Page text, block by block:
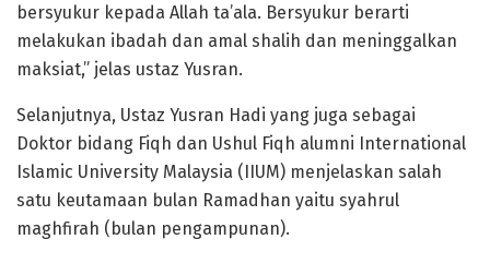
bersyukur kepada Allah ta’ala. Bersyukur berarti
melakukan ibadah dan amal shalih dan meninggalkan
maksiat,” jelas ustaz Yusran.
Selanjutnya, Ustaz Yusran Hadi yang juga sebagai
Doktor bidang Fiqh dan Ushul Fiqh alumni International
Islamic University Malaysia (IIUM) menjelaskan salah
satu keutamaan bulan Ramadhan yaitu syahrul
maghfirah (bulan pengampunan).